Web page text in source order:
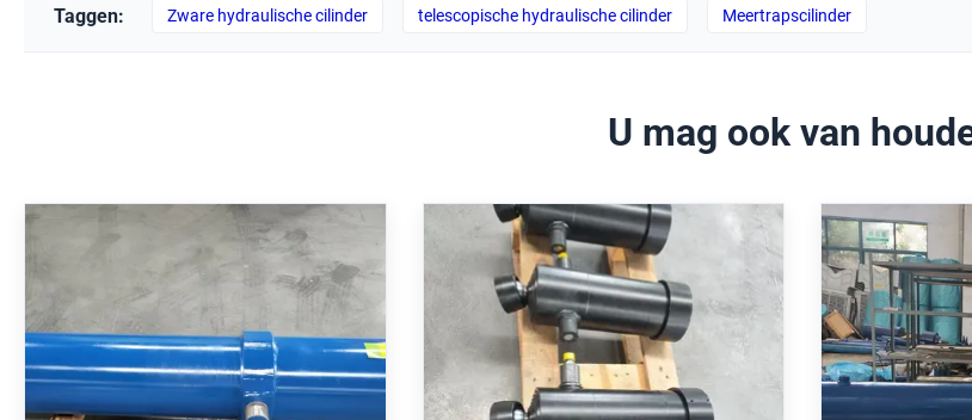
Taggen: Zware hydraulische cilinder telescopische hydraulische cilinder Meertrapscilinder
U mag ook van
Telescopische hydraulische
cilinder met een nominale druk
van 250 bar, hardverchroomd en
MT4-tapmontage
Telescopische hydraulische
cilinder met een werkdruk van
250 bar en een slagkracht van
3100 mm voor toepassingen
Heavy
mm boring
en